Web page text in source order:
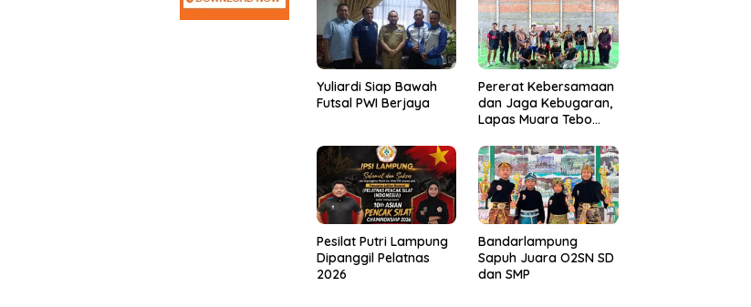
Yuliardi Siap Bawah
Futsal PWI Berjaya
Pererat Kebersamaan
dan Jaga Kebugaran,
Lapas Muara Tebo
Bersama
Pesilat Putri Lampung
Dipanggil Pelatnas
2026
Bandarlampung
Sapuh Juara O2SN SD
dan SMP